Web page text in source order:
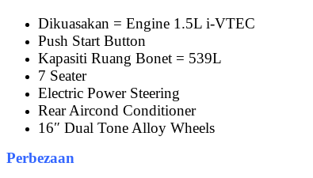
Dikuasakan = Engine 1.5L i-VTEC
Push Start Button
Kapasiti Ruang Bonet = 539L
7 Seater
Electric Power Steering
Rear Aircond Conditioner
16″ Dual Tone Alloy Wheels
Perbezaan